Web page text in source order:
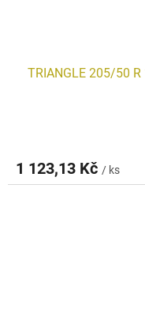
TRIANGLE 205/50
1 123,13 Kč / ks